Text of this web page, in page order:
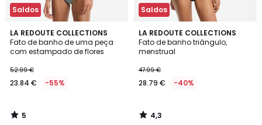
Saldos
LA REDOUTE COLLECTIONS
Fato de banho de uma peça
com estampado de flores
52.99 €
23.84 € -55%
5
/
5
5
/
Saldos
LA REDOUTE COLLECTIONS
Fato de banho triângulo,
menstrual
47.99 €
28.79 € -40%
4,3
/ 5
4,3
/